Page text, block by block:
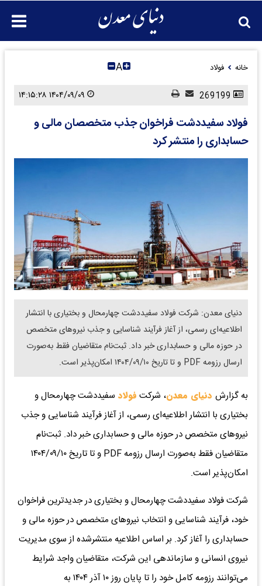
خانه فولاد A
فولاد سفیددشت فراخوان جذب متخصصان مالی و
حسابداری را منتشر کرد
دنیای معدن: شرکت فولاد سفیددشت چهارمحال و بختیاری با انتشار
اطلاعیه‌ای رسمی، از آغاز فرآیند شناسایی و جذب نیروهای متخصص
در حوزه مالی و حسابداری خبر داد. ثبت‌نام متقاضیان فقط به‌صورت
ارسال رزومه PDF و تا تاریخ ۱۴۰۴/۰۹/۱۰ امکان‌پذیر است.
به گزارش دنیای معدن، شرکت فولاد سفیددشت چهارمحال و
بختیاری با انتشار اطلاعیه‌ای رسمی، از آغاز فرآیند شناسایی و جذب
نیروهای متخصص در حوزه مالی و حسابداری خبر داد. ثبت‌نام
متقاضیان فقط به‌صورت ارسال رزومه PDF و تا تاریخ ۱۴۰۴/۰۹/۱۰
امکان‌پذیر است.
شرکت فولاد سفیددشت چهارمحال و بختیاری در جدیدترین فراخوان
خود، فرآیند شناسایی و انتخاب نیروهای متخصص در حوزه مالی و
حسابداری را آغاز کرد. بر اساس اطلاعیه منتشرشده از سوی مدیریت
نیروی انسانی و سازماندهی این شرکت، متقاضیان واجد شرایط
می‌توانند رزومه کامل خود را تا پایان روز ۱۰ آذر ۱۴۰۴ به